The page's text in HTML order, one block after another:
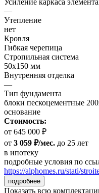
Усиление каркаса
—
Утепление
нет
Кровля
Гибкая черепица
Стропильная система
50х150 мм
Внутренняя отделка
—
Тип фундамента
блоки пескоцементные
основание
Стоимость:
от 645 000 ₽
от 3 059 ₽/мес. до 25 лет
в ипотеку
подробные условия по
https://alphomes.ru/stati/
подробнее
Показать всю